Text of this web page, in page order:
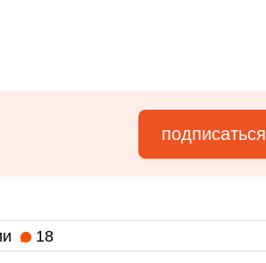
подписаться
18